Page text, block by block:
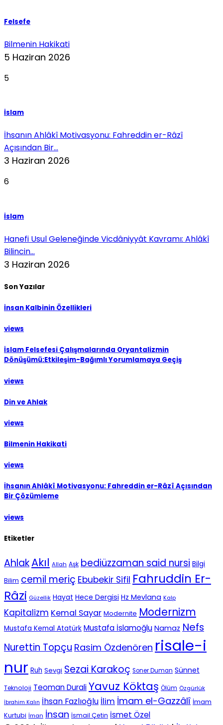
Felsefe
Bilmenin Hakikati
5 Haziran 2026
5
İslam
İhsanın Ahlâkî Motivasyonu: Fahreddin er-Râzî
Açısından Bir...
3 Haziran 2026
6
İslam
Hanefi Usul Geleneğinde Vicdâniyyât Kavramı: Ahlâkî
Bilincin...
3 Haziran 2026
Son Yazılar
İnsan Kalbinin Özellikleri
views
İslam Felsefesi Çalışmalarında Oryantalizmin
Dönüşümü:Etkileşim-Bağımlı Yorumlamaya Geçiş
views
Din ve Ahlak
views
Bilmenin Hakikati
views
İhsanın Ahlâkî Motivasyonu: Fahreddin er-Râzî Açısından
Bir Çözümleme
views
Etiketler
AhlakAkıl Allah Aşk bediüzzaman said nursi Bilgi
Bilim cemil meriç Ebubekir Sifil Fahruddin Er-
Râzi Güzellik Hayat Hece Dergisi Hz Mevlana Kalp
Kapitalizm Kemal Sayar Modernite Modernizm
Mustafa Kemal Atatürk Mustafa İslamoğlu Namaz Nefs
Nurettin Topçu Rasim Özdenören risale-i
nur Ruh Sevgi Sezai Karakoç Soner Duman Sünnet
Teknoloji Teoman DuraliYavuz Köktaş Ölüm Özgürlük
İbrahim Kalın İhsan Fazlıoğlu İlim İmam el-Gazzâlî İmam
Kurtubi İman İnsan İsmail Çetin İsmet Özel